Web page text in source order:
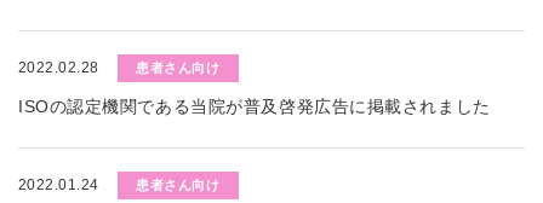
2022.02.28 患者さん向け
ISOの認定機関である当院が普及啓発広告に掲載されました
2022.01.24 患者さん向け